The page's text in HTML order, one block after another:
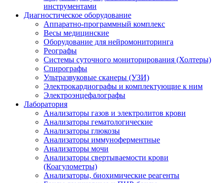
инструментами
Диагностическое оборудование
Аппаратно-программный комплекс
Весы медицинские
Оборудование для нейромониторинга
Реографы
Системы суточного мониторирования (Холтеры)
Спирографы
Ультразвуковые сканеры (УЗИ)
Электрокардиографы и комплектующие к ним
Электроэнцефалографы
Лаборатория
Анализаторы газов и электролитов крови
Анализаторы гематологические
Анализаторы глюкозы
Анализаторы иммуноферментные
Анализаторы мочи
Анализаторы свертываемости крови
(Коагулометры)
Анализаторы, биохимические реагенты